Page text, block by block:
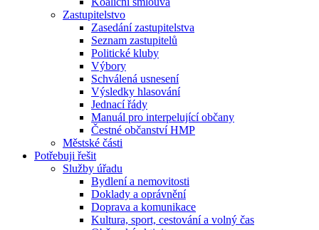
Zastupitelstvo
Zasedání zastupitelstva
Seznam zastupitelů
Politické kluby
Výbory
Schválená usnesení
Výsledky hlasování
Jednací řády
Manuál pro interpelující občany
Čestné občanství HMP
Městské části
Potřebuji řešit
Služby úřadu
Bydlení a nemovitosti
Doklady a oprávnění
Doprava a komunikace
Kultura, sport, cestování a volný čas